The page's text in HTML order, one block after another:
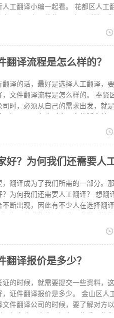
工翻译小编一起看。 花都区人工
由的分析思考。还有人工翻译可以
各位准备了简单版的步骤,具体如
问题了解清楚了吧。好的人工翻
译流程是怎么样的？
译的话，最好是选择人工翻译，
文件翻译流程是怎么样的。 奉贤
时，必须从自己的需求出发，就
期。如果您真要高质量的翻译，需
个工作日即可完成翻译和盖章。翻
多人想知道奉贤区人工翻译哪家好
？为何我们还需要人
翻译成为了我们所需的一部分。
为何我们还需要人工翻译？ 想翻
断出现，因此有不少人在选择翻
的地方在于见仁见智而非孰是孰非
的原因了。 以上内容里由福昕人
译报价是多少？
的时候，就需要提交一些资料，
证件翻译报价是多少。 金山区人
件翻译公司的时候，要了解对方